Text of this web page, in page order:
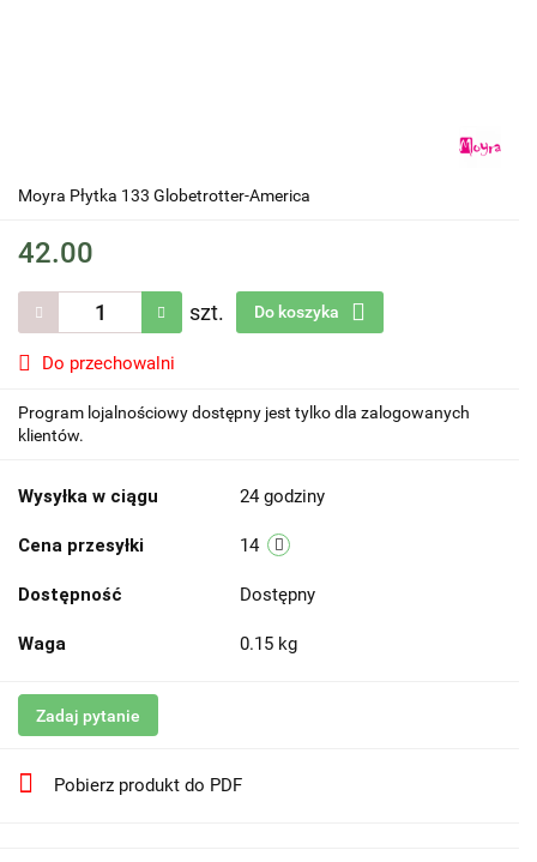
Moyra Płytka 133 Globetrotter-America
42.00
szt. Do koszyka
Do przechowalni
Program lojalnościowy dostępny jest tylko dla zalogowanych
klientów.
Wysyłka w ciągu 24 godziny
Cena przesyłki 14
Dostępność Dostępny
Waga 0.15 kg
Zadaj pytanie
Pobierz produkt do PDF